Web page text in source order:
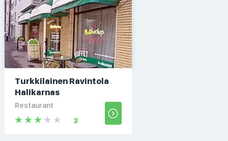
Turkkilainen Ravintola
Halikarnas
Restaurant
3